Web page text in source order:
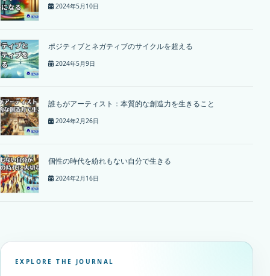
2024年5月10日
ポジティブとネガティブのサイクルを超える
2024年5月9日
誰もがアーティスト：本質的な創造力を生きること
2024年2月26日
個性の時代を紛れもない自分で生きる
2024年2月16日
EXPLORE THE JOURNAL